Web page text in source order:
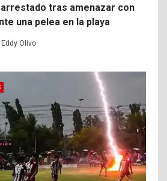
tras amenazar con
una pelea en la playa
Eddy Olivo